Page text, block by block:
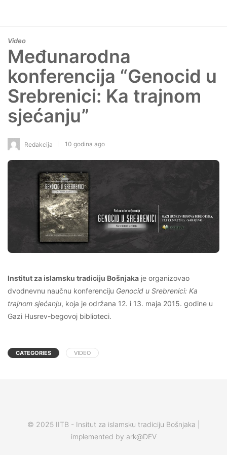
Video
Međunarodna
konferencija “Genocid u
Srebrenici: Ka trajnom
sjećanju”
Redakcija 10 godina ago
Institut za islamsku tradiciju Bošnjaka je organizovao
dvodnevnu naučnu konferenciju Genocid u Srebrenici: Ka
trajnom sjećanju, koja je održana 12. i 13. maja 2015. godine u
Gazi Husrev-begovoj biblioteci.
CATEGORIES VIDEO
© 2025 IITB - Insitut za islamsku tradiciju Bošnjaka |
implemented by ark@DEV